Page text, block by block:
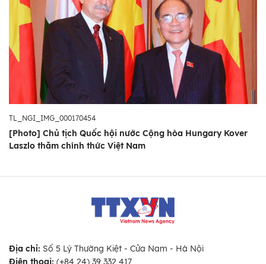
TL_NGI_IMG_000170454
[Photo] Chủ tịch Quốc hội nước Cộng hòa Hungary Kover
Laszlo thăm chính thức Việt Nam
Địa chỉ: Số 5 Lý Thường Kiệt - Cửa Nam - Hà Nội
Điện thoại: (+84 24) 39 332 417